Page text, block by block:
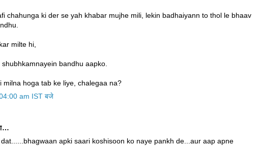
chahunga ki der se yah khabar mujhe mili, lekin badhaiyann to thol le bhaav
milte hi,
bandhu aapko.
milna hoga tab ke liye, chalegaa na?
am IST बजे
apki saari koshisoon ko naye pankh de...aur aap apne